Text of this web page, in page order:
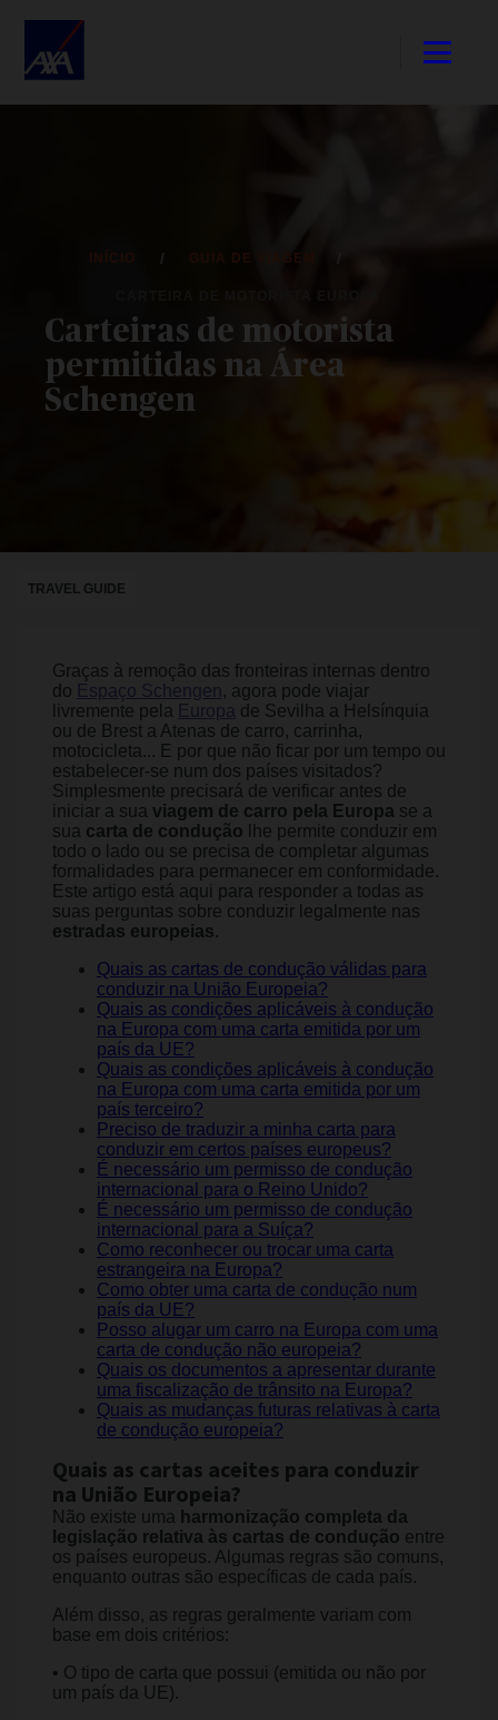
INÍCIO GUIA DE VIAGEM
Carteiras de motorista
permitidas na Área
Schengen
TRAVEL GUIDE
Graças à remoção das fronteiras internas dentro
do Espaço Schengen
, agora pode viajar
livremente pela Europa de Sevilha a Helsínquia
ou de Brest a Atenas de carro, carrinha,
motocicleta... E por que não ficar por um tempo ou
estabelecer-se num dos países visitados?
Simplesmente precisará de verificar antes de
iniciar a sua viagem de carro pela Europa se a
sua carta de condução lhe permite conduzir em
todo o lado ou se precisa de completar algumas
formalidades para permanecer em conformidade.
Este artigo está aqui para responder a todas as
suas perguntas sobre conduzir legalmente nas
estradas europeias.
Quais as cartas de condução válidas para
conduzir na União Europeia?
Quais as condições aplicáveis à condução
na Europa com uma carta emitida por um
país da UE?
Quais as condições aplicáveis à condução
na Europa com uma carta emitida por um
país terceiro?
Preciso de traduzir a minha carta para
conduzir em certos países europeus?
É necessário um permisso de condução
internacional para o Reino Unido?
É necessário um permisso de condução
internacional para a Suíça?
Como reconhecer ou trocar uma carta
estrangeira na Europa?
Como obter uma carta de condução num
país da UE?
Posso alugar um carro na Europa com uma
carta de condução não europeia?
Quais os documentos a apresentar durante
uma fiscalização de trânsito na Europa?
Quais as mudanças futuras relativas à carta
de condução europeia?
Quais as cartas aceites para conduzir
na União Europeia?
Não existe uma harmonização completa da
legislação relativa às cartas de condução entre
os países europeus. Algumas regras são comuns,
enquanto outras são específicas de cada país.
Além disso, as regras geralmente variam com
base em dois critérios:
• O tipo de carta que possui (emitida ou não por
um país da UE).